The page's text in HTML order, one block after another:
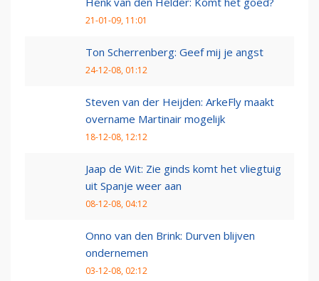
21-01-09, 11:01
Ton Scherrenberg: Geef mij je angst
24-12-08, 01:12
Steven van der Heijden: ArkeFly maakt
overname Martinair mogelijk
18-12-08, 12:12
Jaap de Wit: Zie ginds komt het vliegtuig
uit Spanje weer aan
08-12-08, 04:12
Onno van den Brink: Durven blijven
ondernemen
03-12-08, 02:12